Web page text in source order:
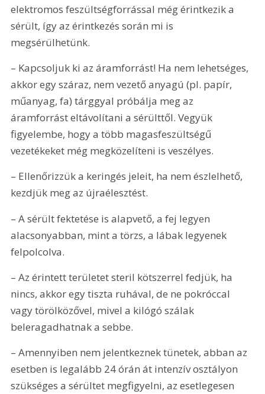
elektromos feszültségforrással még érintkezik a
sérült, így az érintkezés során mi is
megsérülhetünk.
– Kapcsoljuk ki az áramforrást! Ha nem lehetséges,
akkor egy száraz, nem vezető anyagú (pl. papír,
műanyag, fa) tárggyal próbálja meg az
áramforrást eltávolítani a sérülttől. Vegyük
figyelembe, hogy a több magasfeszültségű
vezetékeket még megközelíteni is veszélyes.
– Ellenőrizzük a keringés jeleit, ha nem észlelhető,
kezdjük meg az újraélesztést.
– A sérült fektetése is alapvető, a fej legyen
alacsonyabban, mint a törzs, a lábak legyenek
felpolcolva.
– Az érintett területet steril kötszerrel fedjük, ha
nincs, akkor egy tiszta ruhával, de ne pokróccal
vagy törölközővel, mivel a kilógó szálak
beleragadhatnak a sebbe.
– Amennyiben nem jelentkeznek tünetek, abban az
esetben is legalább 24 órán át intenzív osztályon
szükséges a sérültet megfigyelni, az esetlegesen